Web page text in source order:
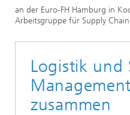
an der Euro-FH Hamburg in
Arbeitsgruppe für Supply Chain
Logistik und
zusammen